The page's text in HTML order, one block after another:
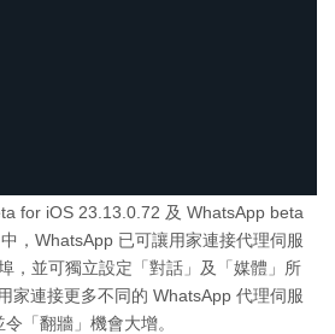
for iOS 23.13.0.72 及 WhatsApp beta
，WhatsApp 已可讓用家連接代理伺服
，並可獨立設定「對話」及「媒體」所
家連接更多不同的 WhatsApp 代理伺服
令「翻牆」機會大增。